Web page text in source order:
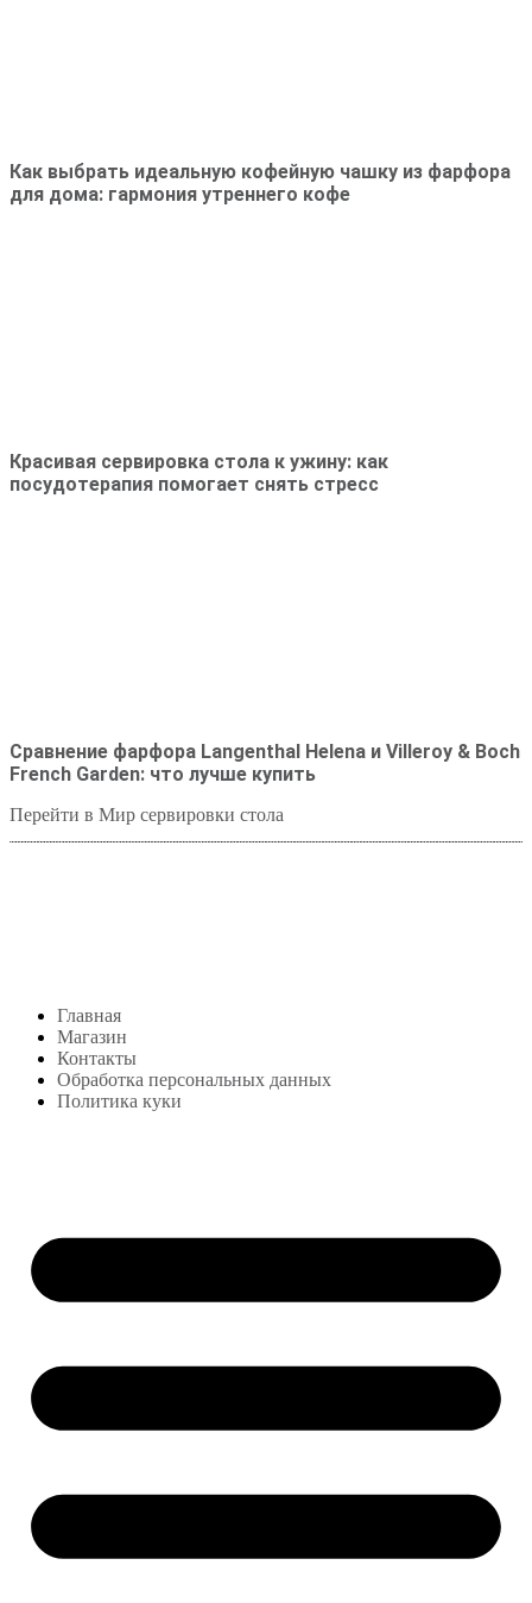
Как выбрать идеальную кофейную чашку из фарфора
для дома: гармония утреннего кофе
Красивая сервировка стола к ужину: как
посудотерапия помогает снять стресс
Сравнение фарфора Langenthal Helena и Villeroy & Boch
French Garden: что лучше купить
Перейти в Мир сервировки стола
Главная
Магазин
Контакты
Обработка персональных данных
Политика куки